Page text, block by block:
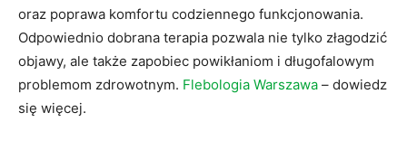
oraz poprawa komfortu codziennego funkcjonowania.
Odpowiednio dobrana terapia pozwala nie tylko złagodzić
objawy, ale także zapobiec powikłaniom i długofalowym
problemom zdrowotnym. Flebologia Warszawa – dowiedz
się więcej.